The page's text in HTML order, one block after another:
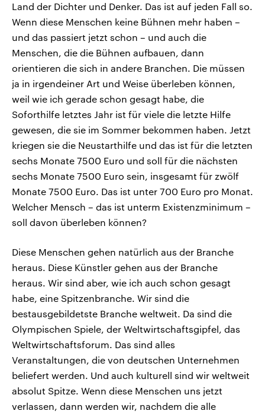
Land der Dichter und Denker. Das ist auf jeden Fall so.
Wenn diese Menschen keine Bühnen mehr haben –
und das passiert jetzt schon – und auch die
Menschen, die die Bühnen aufbauen, dann
orientieren die sich in andere Branchen. Die müssen
ja in irgendeiner Art und Weise überleben können,
weil wie ich gerade schon gesagt habe, die
Soforthilfe letztes Jahr ist für viele die letzte Hilfe
gewesen, die sie im Sommer bekommen haben. Jetzt
kriegen sie die Neustarthilfe und das ist für die letzten
sechs Monate 7500 Euro und soll für die nächsten
sechs Monate 7500 Euro sein, insgesamt für zwölf
Monate 7500 Euro. Das ist unter 700 Euro pro Monat.
Welcher Mensch – das ist unterm Existenzminimum –
soll davon überleben können?
Diese Menschen gehen natürlich aus der Branche
heraus. Diese Künstler gehen aus der Branche
heraus. Wir sind aber, wie ich auch schon gesagt
habe, eine Spitzenbranche. Wir sind die
bestausgebildetste Branche weltweit. Da sind die
Olympischen Spiele, der Weltwirtschaftsgipfel, das
Weltwirtschaftsforum. Das sind alles
Veranstaltungen, die von deutschen Unternehmen
beliefert werden. Und auch kulturell sind wir weltweit
absolut Spitze. Wenn diese Menschen uns jetzt
verlassen, dann werden wir, nachdem die alle